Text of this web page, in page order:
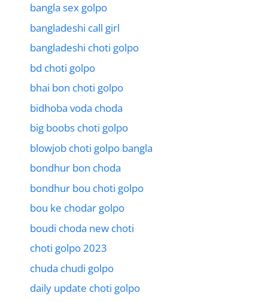
bangla sex golpo
bangladeshi call girl
bangladeshi choti golpo
bd choti golpo
bhai bon choti golpo
bidhoba voda choda
big boobs choti golpo
blowjob choti golpo bangla
bondhur bon choda
bondhur bou choti golpo
bou ke chodar golpo
boudi choda new choti
choti golpo 2023
chuda chudi golpo
daily update choti golpo